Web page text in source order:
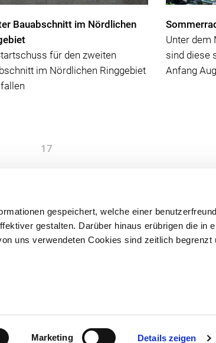
gespeichert, welche einer
gestalten. Darüber hinaus erübrigen die in
uns verwendeten Cookies sind zeitlich begrenzt
Marketing Details zeigen
Bauabschnitt im Nördlichen
für den zweiten
im Nördlichen Ringgebiet
Unter dem
sind diese
Anfang
17